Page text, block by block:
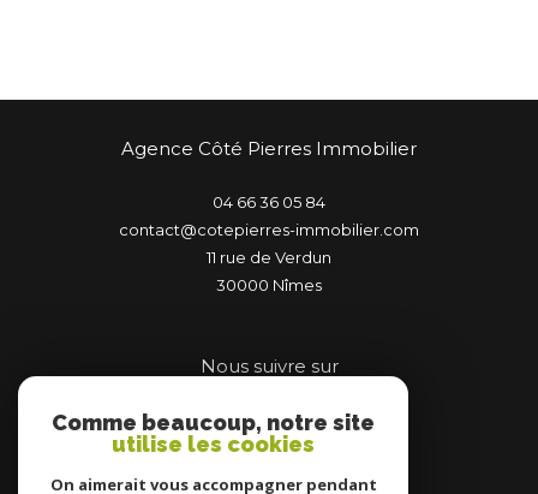
Agence Côté Pierres Immobilier
04 66 36 05 84
contact@cotepierres-immobilier.com
11 rue de Verdun
30000
nîmes
Nous suivre sur
Comme beaucoup, notre site
utilise les cookies
On aimerait vous accompagner pendant